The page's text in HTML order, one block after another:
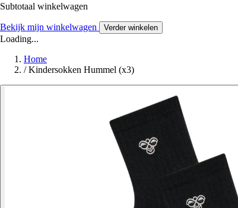
Subtotaal winkelwagen
Bekijk mijn winkelwagen Verder winkelen
Loading...
Home
/ Kindersokken Hummel (x3)